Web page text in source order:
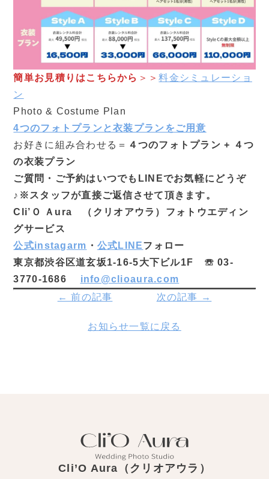
簡単お見積りはこちらから ＞＞料金シミュレーショ
ン
Photo & Costume Plan
4つのフォトプランと衣装プランをご用意
お好きに組み合わせる＝ ４つのフォトプラン + ４つ
の衣装プラン
ご質問・ご予約はいつでもLINEでお気軽にどうぞ
♪※スタッフが直接ご返信させて頂きます。
Cli’Ｏ Ａura （クリオアウラ）フォトウエディン
グサービス
公式instagarm ・ 公式LINEフォロー
東京都渋谷区道玄坂1-16-5大下ビル1F
☏ 03-
3770-1686 info@clioaura.com
← 前の記事
次の記事 →
お知らせ一覧に戻る
Cli’O Aura（クリオアウラ）